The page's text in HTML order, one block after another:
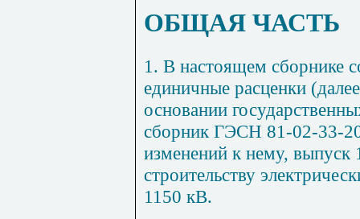
ОБЩАЯ ЧАСТЬ
1. В настоящем сборнике
единичные расценки
основании
сборник ГЭСН 81-02-33-
изменений к нему, выпуск
строительству
1150 кВ.